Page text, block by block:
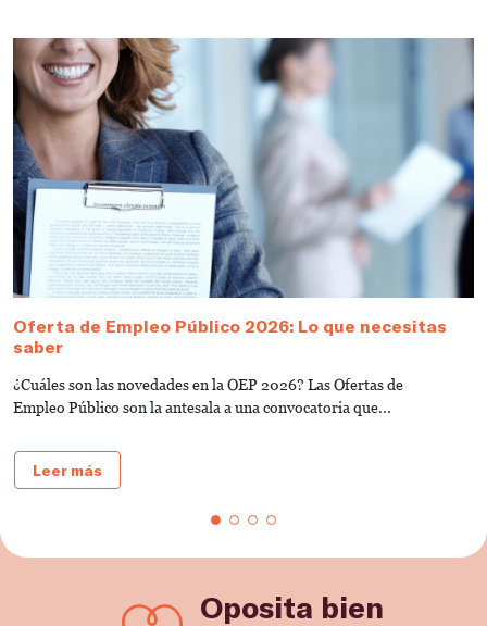
Oferta de Empleo Público 2026: Lo que necesitas
saber
¿Cuáles son las novedades en la OEP 2026? Las Ofertas de
Empleo Público son la antesala a una convocatoria que...
Leer más
Oposita bien